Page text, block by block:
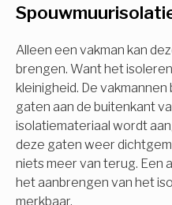
Alleen een vakman kan
brengen. Want het
kleinigheid. De
gaten aan de buitenkant
isolatiemateriaal wordt
deze gaten weer
niets meer van terug. Een
het aanbrengen van het
merkbaar.